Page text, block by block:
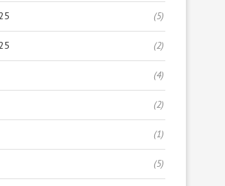
reto:...
29 gener, 2026
(5)
(2)
(4)
(2)
(1)
(5)